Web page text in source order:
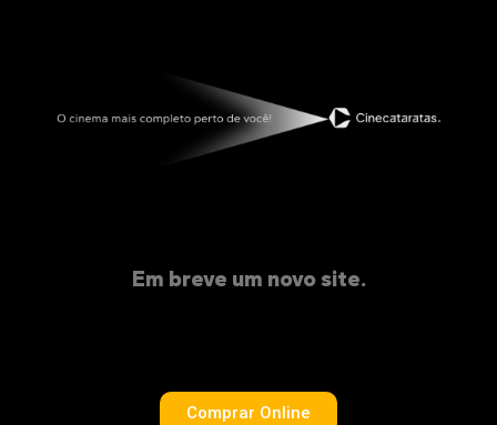
Em breve um novo site.
Comprar Online